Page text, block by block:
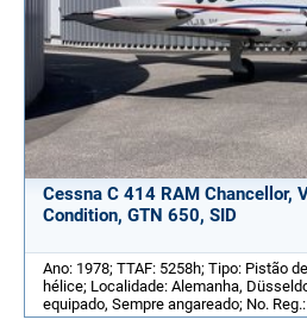
Cessna C 414 RAM Chancellor,
Condition, GTN 650, SID
Ano: 1978; TTAF: 5258h; Tipo: Pistão
hélice; Localidade: Alemanha,
equipado, Sempre angareado; No.